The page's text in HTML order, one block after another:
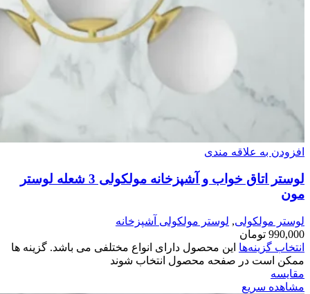
افزودن به علاقه مندی
لوستر اتاق خواب و آشپزخانه مولکولی 3 شعله لوستر
مون
لوستر مولکولی, لوستر مولکولی آشپزخانه
990,000 تومان
انتخاب گزینه‌ها این محصول دارای انواع مختلفی می باشد. گزینه ها
ممکن است در صفحه محصول انتخاب شوند
مقایسه
مشاهده سریع